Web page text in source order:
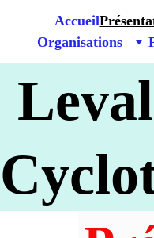
Accueil
Organisations